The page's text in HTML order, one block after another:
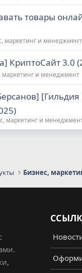
товары
маркетинг и менеджмент
КриптоСайт 3.0
маркетинг и менеджмент
[Гильдия
маркетинг и
почта
Бизнес,